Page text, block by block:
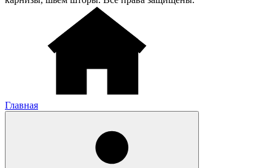
Главная